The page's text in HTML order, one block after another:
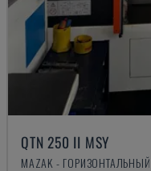
QTN 250 II MSY
MAZAK -